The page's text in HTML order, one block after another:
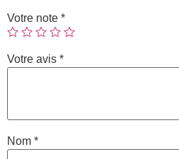
Votre note *
Votre avis *
Nom *